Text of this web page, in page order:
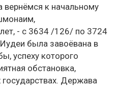
вернёмся к начальному
- с 3634 /126/ по 3724
была завоёвана в
успеху которого
обстановка,
Держава